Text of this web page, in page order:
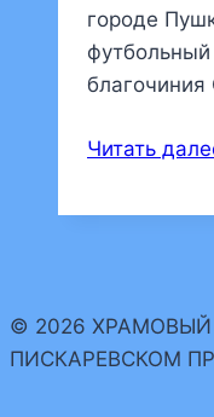
городе
футбольный
Читать
© 2026
ПИСКАРЕВСКОМ